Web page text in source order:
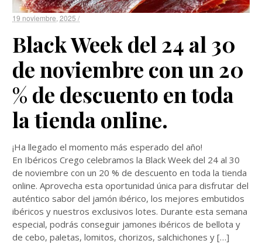
19 noviembre, 2025 /
Black Week del 24 al 30
de noviembre con un 20
% de descuento en toda
la tienda online.
¡Ha llegado el momento más esperado del año!
En Ibéricos Crego celebramos la Black Week del 24 al 30
de noviembre con un 20 % de descuento en toda la tienda
online. Aprovecha esta oportunidad única para disfrutar del
auténtico sabor del jamón ibérico, los mejores embutidos
ibéricos y nuestros exclusivos lotes. Durante esta semana
especial, podrás conseguir jamones ibéricos de bellota y
de cebo, paletas, lomitos, chorizos, salchichones y […]